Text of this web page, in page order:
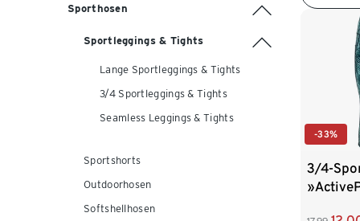
Sporthosen
Sportleggings & Tights
Lange Sportleggings & Tights
3/4 Sportleggings & Tights
Seamless Leggings & Tights
Sportshorts
Outdoorhosen
Softshellhosen
-33%
3/4-